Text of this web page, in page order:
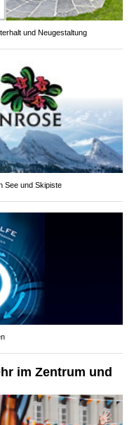
und Neugestaltung
See und Skipiste
im Zentrum und